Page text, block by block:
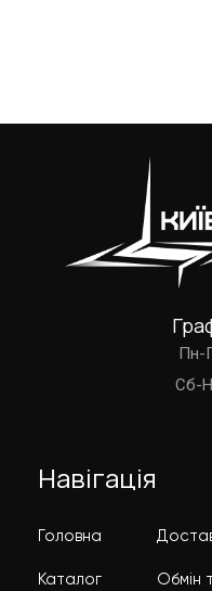
Пн-
Cб-
Навігація
Головна
Каталог Обмін